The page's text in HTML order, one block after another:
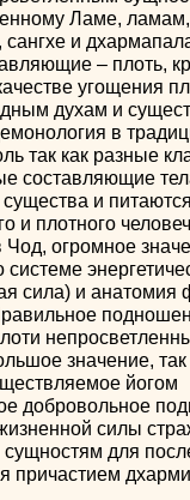
Ламе,
сангхе и
– плоть,
угощения
духам и
в
так как разные
составляющие
существа и
и плотного
Чод, огромное
системе
сила) и анатомия
значение, так
йогом
добровольное
силы
для
причастием